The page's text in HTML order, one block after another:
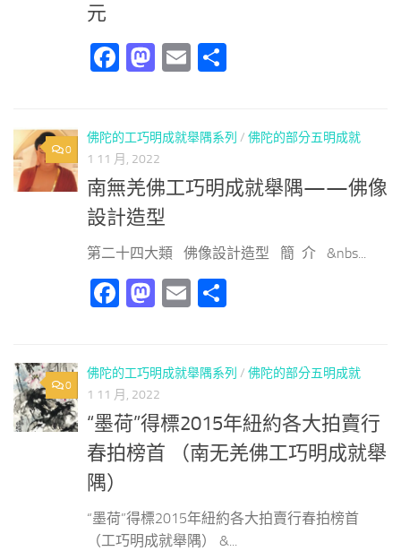
元
Facebook
Mastodon
Email
0
佛陀的工巧明成就舉隅系列 / 佛陀的部分五明成就
1 11 月, 2022
南無羌佛工巧明成就舉隅——佛像
設計造型
第二十四大類 佛像設計造型 簡 介 &nbs...
Facebook
Mastodon
Email
0
佛陀的工巧明成就舉隅系列 / 佛陀的部分五明成就
1 11 月, 2022
“墨荷”得標2015年紐約各大拍賣行
春拍榜首 （南无羌佛工巧明成就舉
隅）
“墨荷”得標2015年紐約各大拍賣行春拍榜首
（工巧明成就舉隅） &...